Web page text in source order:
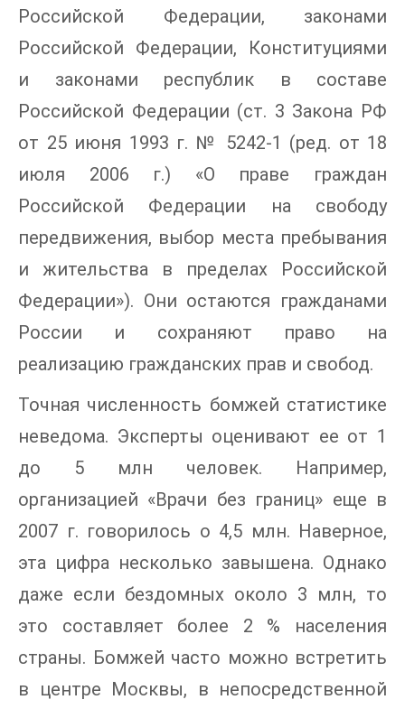
Российской Федерации, законами
Российской Федерации, Конституциями
и законами республик в составе
Российской Федерации (ст. 3 Закона РФ
от 25 июня 1993 г. № 5242-1 (ред. от 18
июля 2006 г.) «О праве граждан
Российской Федерации на свободу
передвижения, выбор места пребывания
и жительства в пределах Российской
Федерации»). Они остаются гражданами
России и сохраняют право на
реализацию гражданских прав и свобод.
Точная численность бомжей статистике
неведома. Эксперты оценивают ее от 1
до 5 млн человек. Например,
организацией «Врачи без границ» еще в
2007 г. говорилось о 4,5 млн. Наверное,
эта цифра несколько завышена. Однако
даже если бездомных около 3 млн, то
это составляет более 2 % населения
страны. Бомжей часто можно встретить
в центре Москвы, в непосредственной